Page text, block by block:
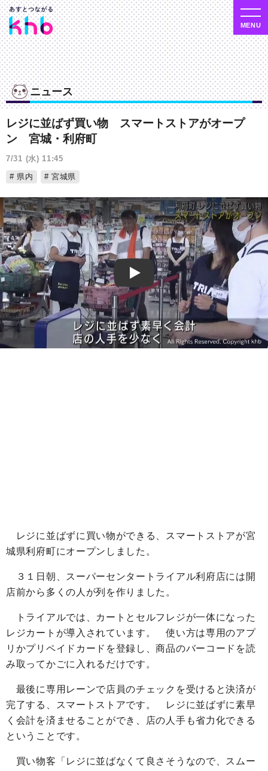
ニュース
レジに並ばず買い物 スマートストアがオープ
ン 宮城・利府町
7/31 (水) 11:45
県内
宮城県
Play
レジに並ばずに買い物ができる、スマートストアが宮
城県利府町にオープンしました。
３１日朝、スーパーセンタートライアル利府店には開
店前から多くの人が列を作りました。
トライアルでは、カートとセルフレジが一体になった
レジカートが導入されています。 使い方は専用のアプ
リかプリペイドカードを登録し、商品のバーコードを読
み取ってかごに入れるだけです。
最後に専用レーンで店員のチェックを受けると決済が
完了する、スマートストアです。 レジに並ばずに素早
く会計を済ませることができ、店の人手も省力化できる
ということです。
買い物客「レジに並ばなくて良さそうなので、スムー